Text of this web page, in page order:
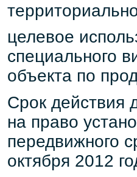
целевое
специального
объекта по
Срок действия
на право
передвижного
октября 2012